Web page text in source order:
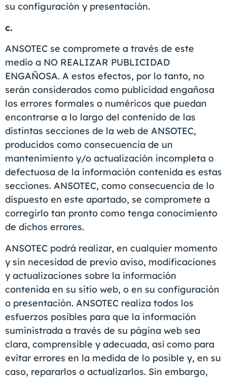
su configuración y presentación.
c.
ANSOTEC se compromete a través de este
medio a NO REALIZAR PUBLICIDAD
ENGAÑOSA. A estos efectos, por lo tanto, no
serán considerados como publicidad engañosa
los errores formales o numéricos que puedan
encontrarse a lo largo del contenido de las
distintas secciones de la web de ANSOTEC,
producidos como consecuencia de un
mantenimiento y/o actualización incompleta o
defectuosa de la información contenida es estas
secciones. ANSOTEC, como consecuencia de lo
dispuesto en este apartado, se compromete a
corregirlo tan pronto como tenga conocimiento
de dichos errores.
ANSOTEC podrá realizar, en cualquier momento
y sin necesidad de previo aviso, modificaciones
y actualizaciones sobre la información
contenida en su sitio web, o en su configuración
o presentación. ANSOTEC realiza todos los
esfuerzos posibles para que la información
suministrada a través de su página web sea
clara, comprensible y adecuada, así como para
evitar errores en la medida de lo posible y, en su
caso, repararlos o actualizarlos. Sin embargo,